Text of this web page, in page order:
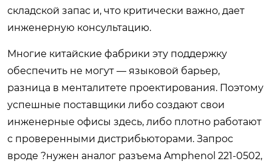
складской запас и, что критически важно, дает
инженерную консультацию.
Многие китайские фабрики эту поддержку
обеспечить не могут — языковой барьер,
разница в менталитете проектирования. Поэтому
успешные поставщики либо создают свои
инженерные офисы здесь, либо плотно работают
с проверенными дистрибьюторами. Запрос
вроде ?нужен аналог разъема Amphenol 221-0502,